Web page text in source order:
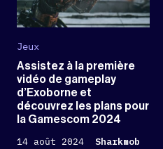
Jeux
Assistez à la première
vidéo de gameplay
d’Exoborne et
découvrez les plans pour
la Gamescom 2024
14 août 2024 Sharkmob